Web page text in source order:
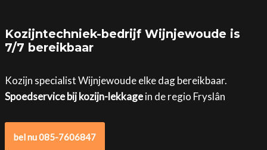
Kozijntechniek-bedrijf Wijnjewoude is
7/7 bereikbaar
Kozijn specialist Wijnjewoude elke dag bereikbaar.
Spoedservice bij kozijn-lekkagein de regio Fryslân
bel nu 085-7606847